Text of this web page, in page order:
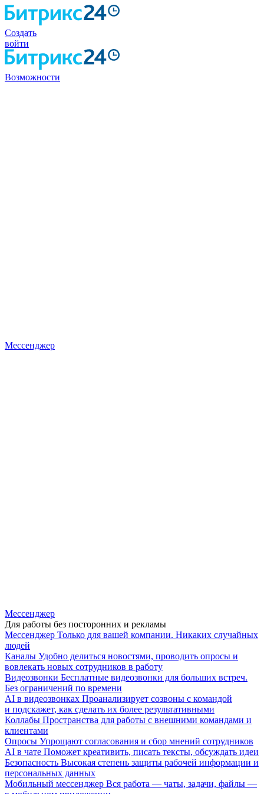
Создать
войти
Возможности
Мессенджер
Мессенджер
Для работы без посторонних и рекламы
Мессенджер Только для вашей компании. Никаких случайных
людей
Каналы Удобно делиться новостями, проводить опросы и
вовлекать новых сотрудников в работу
Видеозвонки Бесплатные видеозвонки для больших встреч.
Без ограничений по времени
AI в видеозвонках Проанализирует созвоны с командой
и подскажет, как сделать их более результативными
Коллабы Пространства для работы с внешними командами и
клиентами
Опросы Упрощают согласования и сбор мнений сотрудников
AI в чате Поможет креативить, писать тексты, обсуждать идеи
Безопасность Высокая степень защиты рабочей информации и
персональных данных
Мобильный мессенджер Вся работа — чаты, задачи, файлы —